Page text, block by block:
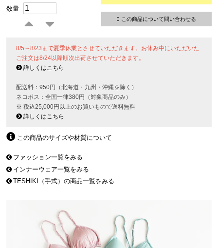
数量
この商品について問い合わせる
8/5～8/23まで夏季休業とさせていただきます。お休み中にいただいた
ご注文は8/24以降順次出荷させていただきます。
詳しくはこちら
配送料：950円（北海道・九州・沖縄を除く）
ネコポス：全国一律380円（対象商品のみ）
※ 税込25,000円以上のお買いもので送料無料
詳しくはこちら
この商品のサイズや材質について
ファッション一覧をみる
インナーウェア一覧をみる
TESHIKI（手式）の商品一覧をみる